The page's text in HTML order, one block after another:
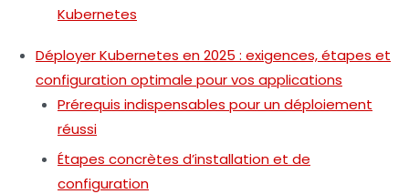
Kubernetes
Déployer Kubernetes en 2025 : exigences, étapes et
configuration optimale pour vos applications
Prérequis indispensables pour un déploiement
réussi
Étapes concrètes d’installation et de
configuration